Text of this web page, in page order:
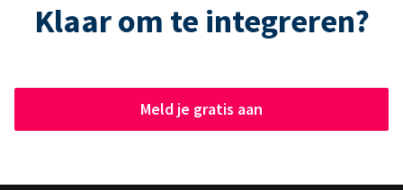
Klaar om te integreren?
Meld je gratis aan